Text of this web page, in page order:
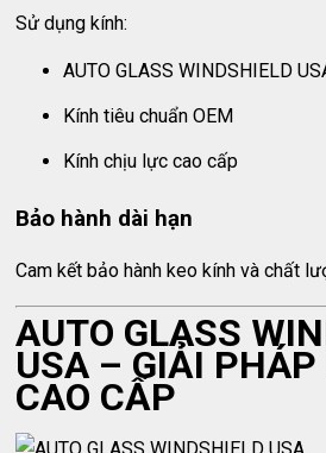
Sử dụng kính:
AUTO GLASS WINDSHIELD
Kính tiêu chuẩn OEM
Kính chịu lực cao cấp
Bảo hành dài hạn
Cam kết bảo hành keo kính và chất
AUTO GLASS
USA – GIẢI PHÁP
CAO CẤP